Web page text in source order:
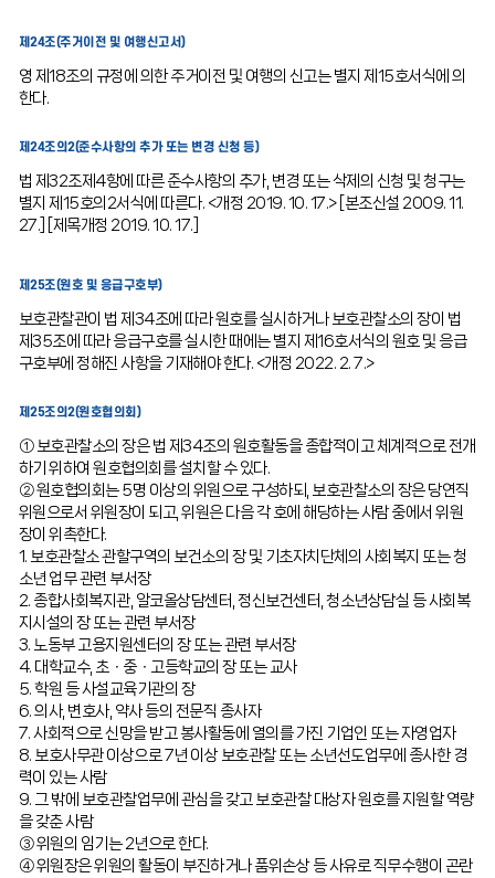
제24조(주거이전 및 여행신고서)
영 제18조의 규정에 의한 주거이전 및 여행의 신고는 별지 제15호서식에 의
한다.
제24조의2(준수사항의 추가 또는 변경 신청 등)
법 제32조제4항에 따른 준수사항의 추가, 변경 또는 삭제의 신청 및 청구는
별지 제15호의2서식에 따른다. <개정 2019. 10. 17.> [본조신설 2009. 11.
27.] [제목개정 2019. 10. 17.]
제25조(원호 및 응급구호부)
보호관찰관이 법 제34조에 따라 원호를 실시하거나 보호관찰소의 장이 법
제35조에 따라 응급구호를 실시한 때에는 별지 제16호서식의 원호 및 응급
구호부에 정해진 사항을 기재해야 한다. <개정 2022. 2. 7.>
제25조의2(원호협의회)
① 보호관찰소의 장은 법 제34조의 원호활동을 종합적이고 체계적으로 전개
하기 위하여 원호협의회를 설치할 수 있다.
② 원호협의회는 5명 이상의 위원으로 구성하되, 보호관찰소의 장은 당연직
위원으로서 위원장이 되고, 위원은 다음 각 호에 해당하는 사람 중에서 위원
장이 위촉한다.
1. 보호관찰소 관할구역의 보건소의 장 및 기초자치단체의 사회복지 또는 청
소년 업무 관련 부서장
2. 종합사회복지관, 알코올상담센터, 정신보건센터, 청소년상담실 등 사회복
지시설의 장 또는 관련 부서장
3. 노동부 고용지원센터의 장 또는 관련 부서장
4. 대학교수, 초ㆍ중ㆍ고등학교의 장 또는 교사
5. 학원 등 사설교육기관의 장
6. 의사, 변호사, 약사 등의 전문직 종사자
7. 사회적으로 신망을 받고 봉사활동에 열의를 가진 기업인 또는 자영업자
8. 보호사무관 이상으로 7년 이상 보호관찰 또는 소년선도업무에 종사한 경
력이 있는 사람
9. 그 밖에 보호관찰업무에 관심을 갖고 보호관찰 대상자 원호를 지원할 역량
을 갖춘 사람
③ 위원의 임기는 2년으로 한다.
④ 위원장은 위원의 활동이 부진하거나 품위손상 등 사유로 직무수행이 곤란